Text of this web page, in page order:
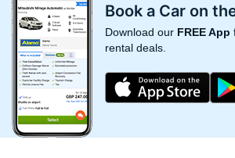
Book a Car on
Download our FREE App
rental deals.